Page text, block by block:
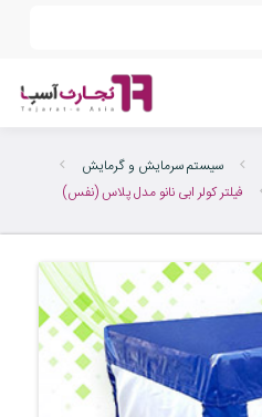
سیستم سرمایش و گرمایش
فیلتر کولر ابی نانو مدل پلاس (نفس)